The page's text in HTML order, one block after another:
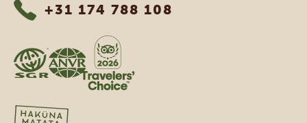
+31 174 788 108